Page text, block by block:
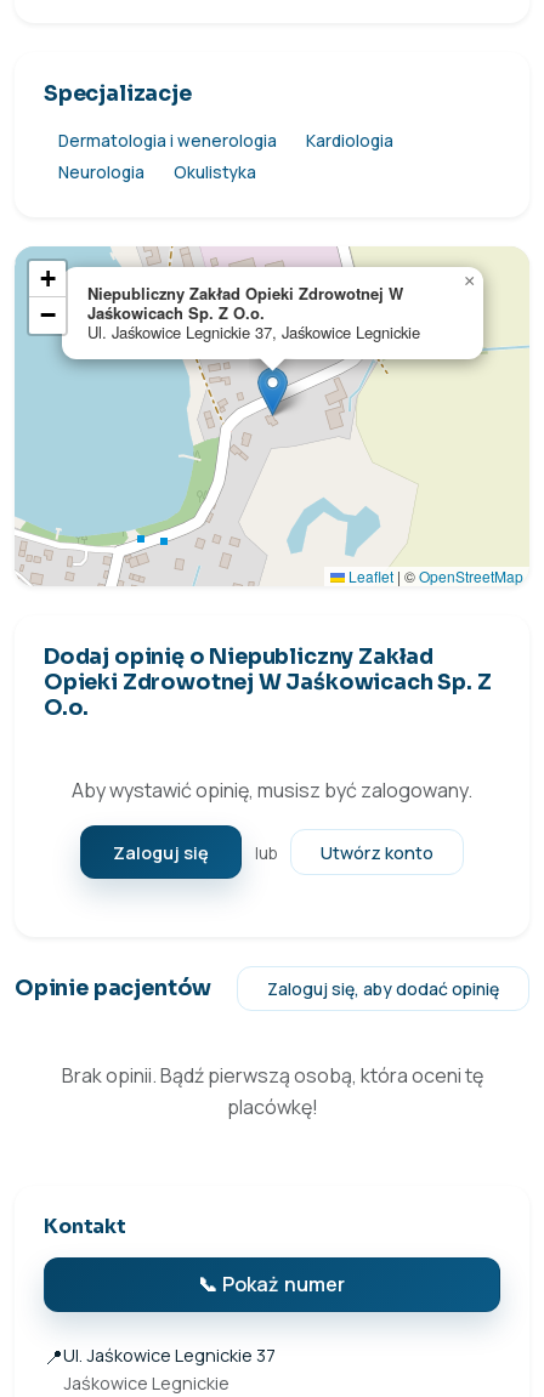
Specjalizacje
Dermatologia i wenerologia
Kardiologia
Neurologia
Okulistyka
Niepubliczny Zakład Opieki Zdrowotnej W
Jaśkowicach Sp. Z O.o.
Ul. Jaśkowice Legnickie 37, Jaśkowice Legnickie
×
+
−
Leaflet | ©OpenStreetMap
Dodaj opinię o Niepubliczny Zakład
Opieki Zdrowotnej W Jaśkowicach Sp. Z
O.o.
Aby wystawić opinię, musisz być zalogowany.
Zaloguj się lub Utwórz konto
Opinie pacjentów Zaloguj się, aby dodać opinię
Brak opinii. Bądź pierwszą osobą, która oceni tę
placówkę!
Kontakt
📞 Pokaż numer
📍Ul. Jaśkowice Legnickie 37
Jaśkowice Legnickie